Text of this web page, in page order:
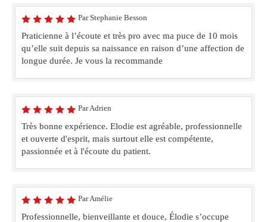
Par Stephanie Besson
Praticienne à l’écoute et très pro avec ma puce de 10 mois
qu’elle suit depuis sa naissance en raison d’une affection de
longue durée. Je vous la recommande
Par Adrien
Très bonne expérience. Elodie est agréable, professionnelle
et ouverte d'esprit, mais surtout elle est compétente,
passionnée et à l'écoute du patient.
Par Amélie
Professionnelle, bienveillante et douce, Élodie s’occupe